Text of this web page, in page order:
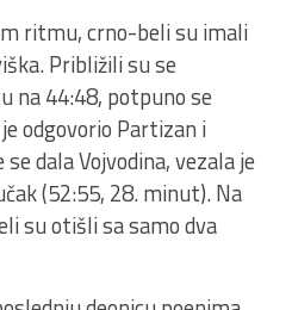
ritmu, crno-beli su imali
Približili su se
na 44:48, potpuno se
odgovorio Partizan i
dala Vojvodina, vezala je
(52:55, 28. minut). Na
su otišli sa samo dva